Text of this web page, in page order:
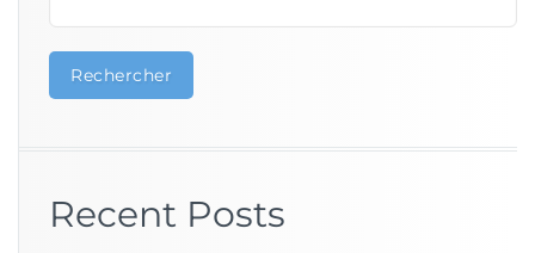
Rechercher
Recent Posts